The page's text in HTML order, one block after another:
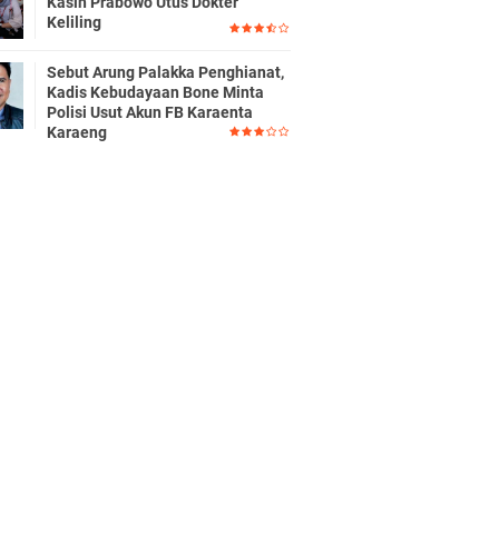
Keliling
Sebut Arung Palakka Penghianat,
Kadis Kebudayaan Bone Minta
Polisi Usut Akun FB Karaenta
Karaeng